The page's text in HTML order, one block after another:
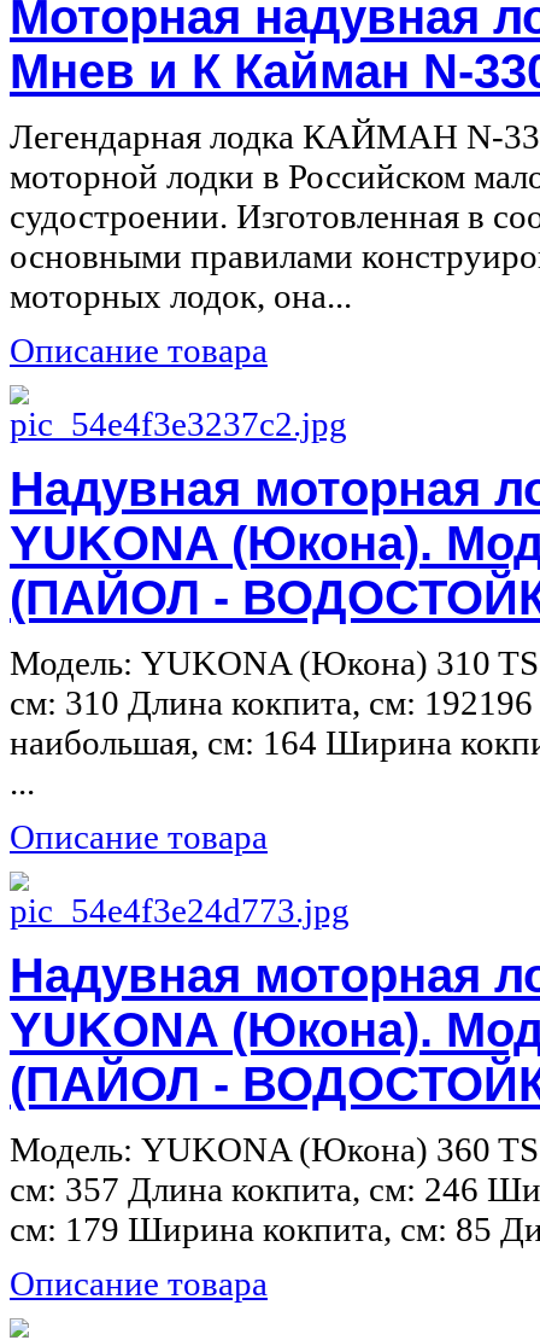
Моторная надувная
Мнев и К Кайман N-
Легендарная лодка КАЙМАН N-
моторной лодки в Российском
судостроении. Изготовленная в
основными правилами
моторных лодок, она...
Описание товара
Надувная моторная
YUKONA (Юкона).
(ПАЙОЛ -
Модель: YUKONA (Юкона) 310
см: 310 Длина кокпита, см:
наибольшая, см: 164 Ширина
...
Описание товара
Надувная моторная
YUKONA (Юкона).
(ПАЙОЛ -
Модель: YUKONA (Юкона) 360
см: 357 Длина кокпита, см: 246
см: 179 Ширина кокпита, см: 85
Описание товара